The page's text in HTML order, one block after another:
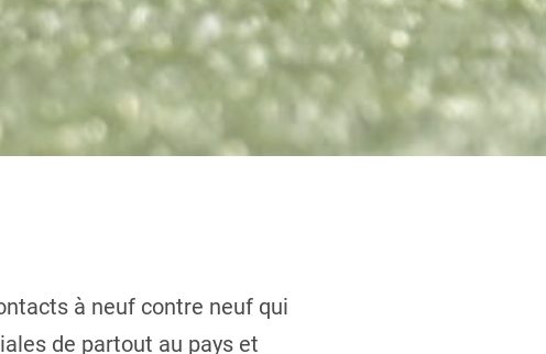
à neuf contre neuf qui
de partout au pays et